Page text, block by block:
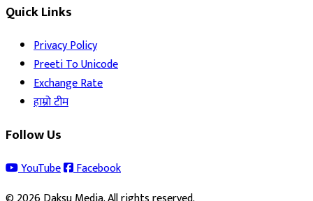
Quick Links
Privacy Policy
Preeti To Unicode
Exchange Rate
हाम्रो टीम
Follow Us
YouTube
Facebook